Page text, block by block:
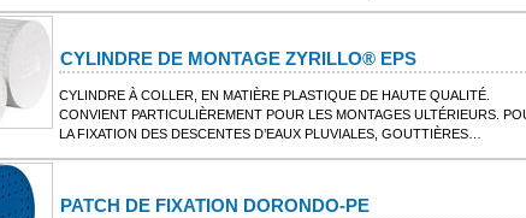
CYLINDRE DE MONTAGE ZYRILLO® EPS
CYLINDRE À COLLER, EN MATIÈRE PLASTIQUE DE HAUTE QUALITÉ.
CONVIENT PARTICULIÈREMENT POUR LES MONTAGES ULTÉRIEURS.
LA FIXATION DES DESCENTES D’EAUX PLUVIALES, GOUTTIÈRES…
PATCH DE FIXATION DORONDO-PE